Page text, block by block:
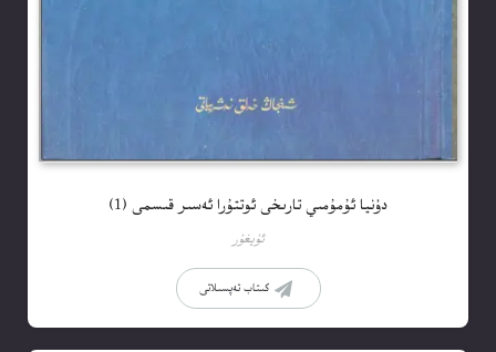
دۇنيا ئۇمۇمىي تارىخى ئوتتۇرا ئەسىر قىسمى (1)
ئۇيغۇر
كىتاب تەپسىلاتى